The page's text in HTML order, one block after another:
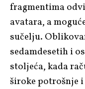
fragmentima
avatara, a
sučelju.
sedamdesetih i
stoljeća, kada
široke potrošnje